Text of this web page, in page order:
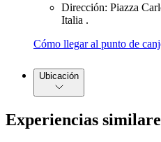
Dirección: Piazza
Italia .
Cómo llegar al punto de
Ubicación
Experiencias